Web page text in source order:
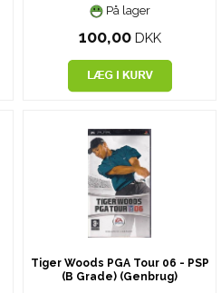
På lager
100,00 DKK
Tiger Woods PGA Tour 06 - PSP
(B Grade) (Genbrug)